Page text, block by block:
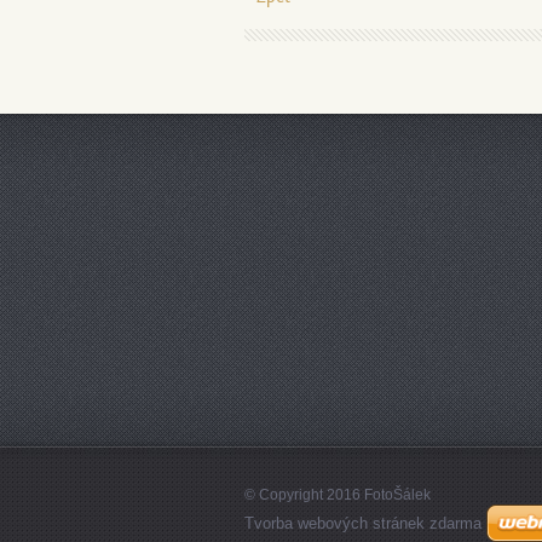
© Copyright 2016 FotoŠálek
Tvorba webových stránek zdarma